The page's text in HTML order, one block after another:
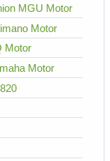
MGU Motor
Motor
Motor
Motor